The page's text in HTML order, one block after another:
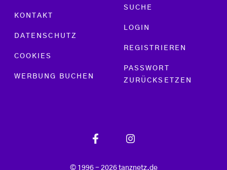
KONTAKT
DATENSCHUTZ
COOKIES
WERBUNG BUCHEN
SUCHE
LOGIN
REGISTRIEREN
PASSWORT
ZURÜCKSETZEN
© 1996 - 2026 tanznetz.de